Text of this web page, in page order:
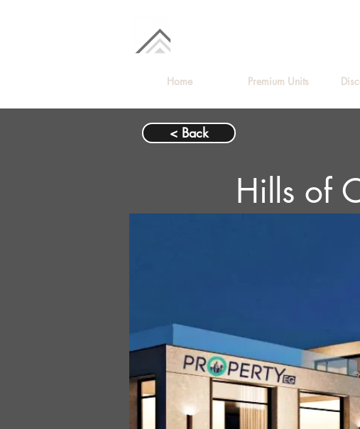
Home Premium Units
< Back
Hills of